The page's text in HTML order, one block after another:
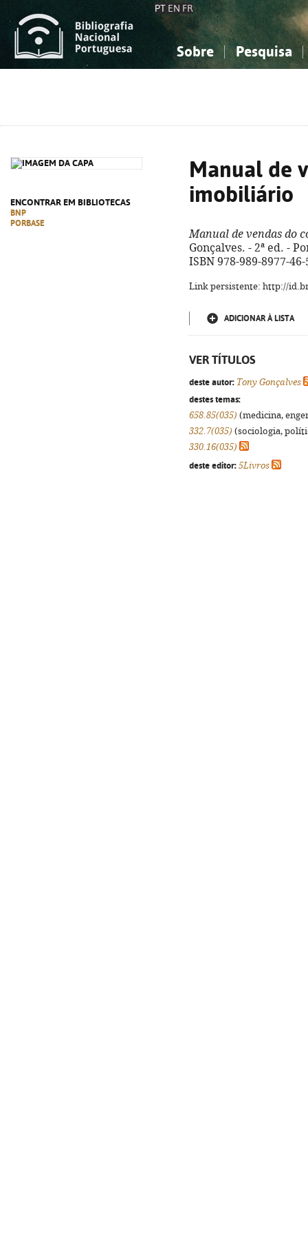
PT EN FR
Sobre Pesquisa
ENCONTRAR EM BIBLIOTECAS
BNP
PORBASE
Manual de
imobiliário
Manual de vendas do
Gonçalves. - 2ª ed. -
ISBN 978-989-8977-46-
Link persistente: http://
ADICIONAR À LISTA
VER TÍTULOS
deste autor: Tony Gonçalves
destes temas:
658.85(035) (medicina,
332.7(035) (sociologia,
330.16(035)
deste editor: 5Livros